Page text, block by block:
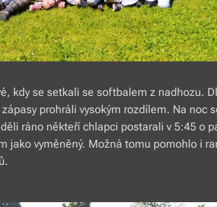
kdy se setkali se softbalem z nadhozu.
prohráli vysokým rozdílem. Na noc
ráno někteří chlapci postarali v 5:45 o
jako vyměněný. Možná tomu pomohlo i